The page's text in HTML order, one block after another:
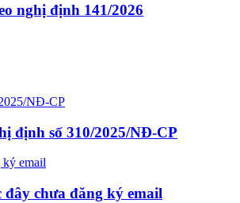
nghị định 141/2026
định số 310/2025/NĐ-CP
chưa đăng ký email